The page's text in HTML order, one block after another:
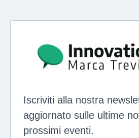
Iscriviti alla nostra
aggiornato sulle ultime
prossimi eventi.